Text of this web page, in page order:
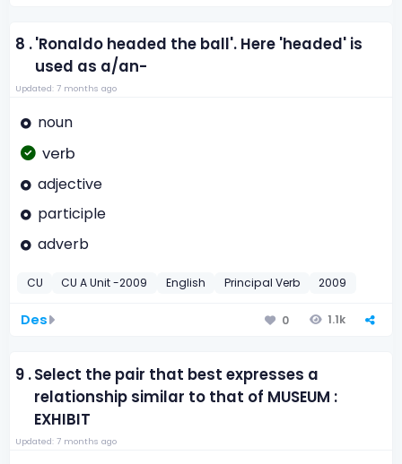
8 .'Ronaldo headed the ball'. Here 'headed' is
used as a/an-
Updated: 7 months ago
noun
verb
adjective
participle
adverb
CU CU A Unit -2009 English Principal Verb 2009
Des 0 1.1k
9 .Select the pair that best expresses a
relationship similar to that of MUSEUM :
EXHIBIT
Updated: 7 months ago